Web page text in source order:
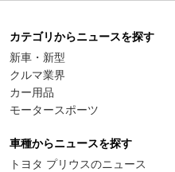
カテゴリからニュースを探す
新車・新型
クルマ業界
カー用品
モータースポーツ
車種からニュースを探す
トヨタ プリウスのニュース